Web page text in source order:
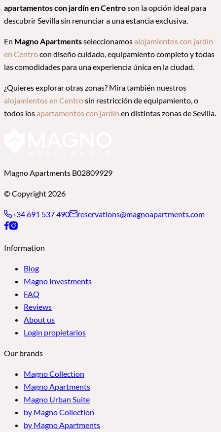
apartamentos con jardín en Centroson la opción ideal para
descubrir Sevilla sin renunciar a una estancia exclusiva.
En Magno Apartmentsseleccionamosalojamientos con jardín
en Centrocon diseño cuidado, equipamiento completo y todas
las comodidades para una experiencia única en la ciudad.
¿Quieres explorar otras zonas? Mira también nuestros
alojamientos en Centrosin restricción de equipamiento, o
todos losapartamentos con jardín en distintas zonas de Sevilla.
Magno Apartments B02809929
© Copyright 2026
+34 691 537 490 reservations@magnoapartments.com
Information
Blog
Magno Investments
FAQ
Reviews
About us
Login propietarios
Our brands
Magno Collection
Magno Apartments
Magno Urban Suite
by Magno Collection
by Magno Apartments